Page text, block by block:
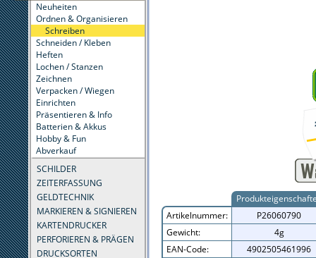
Neuheiten
Ordnen & Organisieren
Schreiben
Schneiden / Kleben
Heften
Lochen / Stanzen
Zeichnen
Verpacken / Wiegen
Einrichten
Präsentieren & Info
Batterien & Akkus
Hobby & Fun
Abverkauf
SCHILDER
ZEITERFASSUNG
GELDTECHNIK
MARKIEREN & SIGNIEREN
KARTENDRUCKER
PERFORIEREN & PRÄGEN
DRUCKSORTEN
Artikelnummer:
P26060790
Gewicht:
4g
EAN-Code:
4902505461996